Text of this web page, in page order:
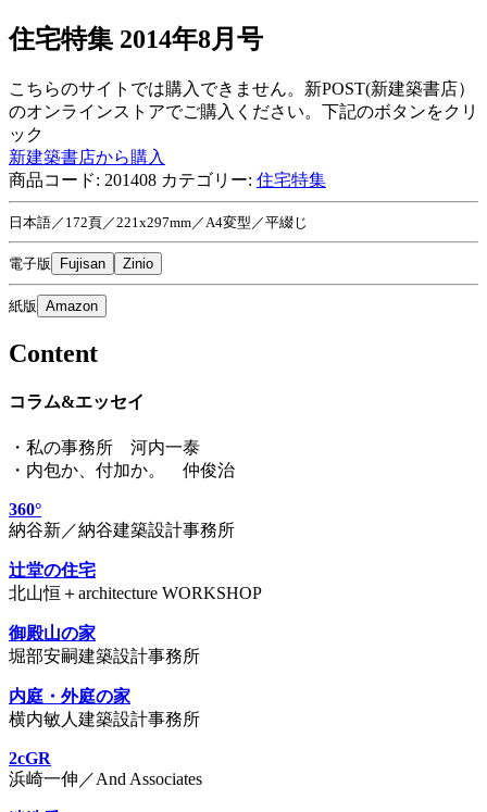
住宅特集 2014年8月号
こちらのサイトでは購入できません。新POST(新建築書店）
のオンラインストアでご購入ください。下記のボタンをクリ
ック
新建築書店から購入
商品コード: 201408 カテゴリー: 住宅特集
日本語／172頁／221x297mm／A4変型／平綴じ
電子版 Fujisan Zinio
紙版 Amazon
Content
コラム&エッセイ
・私の事務所 河内一泰
・内包か、付加か。 仲俊治
360°
納谷新／納谷建築設計事務所
辻堂の住宅
北山恒＋architecture WORKSHOP
御殿山の家
堀部安嗣建築設計事務所
内庭・外庭の家
横内敏人建築設計事務所
2cGR
浜崎一伸／And Associates